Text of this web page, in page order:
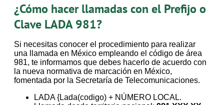
¿Cómo hacer llamadas con el Prefijo o
Clave LADA 981?
Si necesitas conocer el procedimiento para realizar
una llamada en México empleando el código de área
981, te informamos que debes hacerlo de acuerdo con
la nueva normativa de marcación en México,
fomentada por la Secretaría de Telecomunicaciones.
LADA {Lada(codigo) + NÚMERO LOCAL.